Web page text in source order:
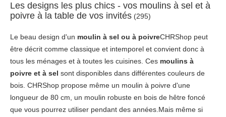
Les designs les plus chics - vos moulins à sel et à
poivre à la table de vos invités (295)
Le beau design d'un moulin à sel ou à poivreCHRShop peut
être décrit comme classique et intemporel et convient donc à
tous les ménages et à toutes les cuisines. Ces moulins à
poivre et à sel sont disponibles dans différentes couleurs de
bois. CHRShop propose même un moulin à poivre d'une
longueur de 80 cm, un moulin robuste en bois de hêtre foncé
que vous pourrez utiliser pendant des années.Mais même si